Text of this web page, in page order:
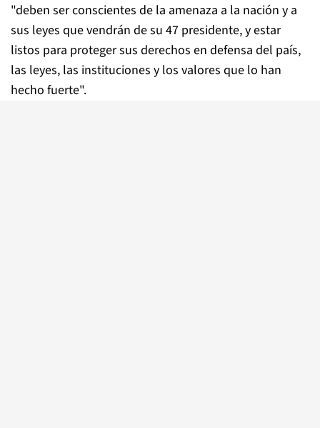
"deben ser conscientes de la amenaza a la nación y a
sus leyes que vendrán de su 47 presidente, y estar
listos para proteger sus derechos en defensa del país,
las leyes, las instituciones y los valores que lo han
hecho fuerte".